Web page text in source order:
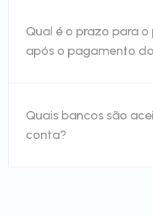
Qual é o prazo para
após o pagamento
Quais bancos são
conta?